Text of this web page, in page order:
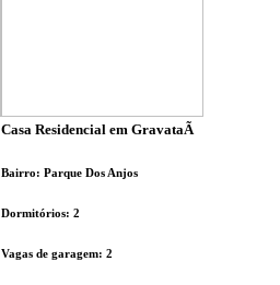
Casa Residencial em GravataÃ­
Bairro: Parque Dos Anjos
Dormitórios: 2
Vagas de garagem: 2